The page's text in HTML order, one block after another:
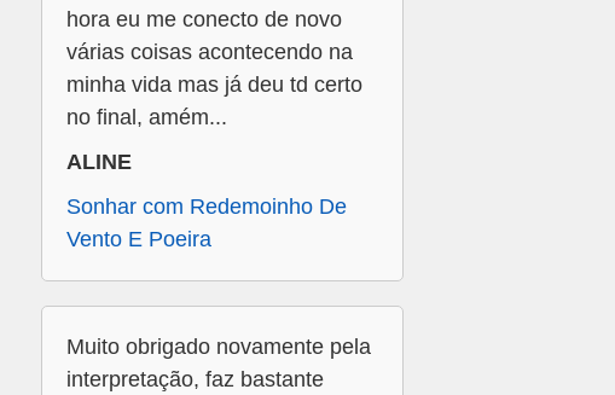
hora eu me conecto de novo
várias coisas acontecendo na
minha vida mas já deu td certo
no final, amém...
ALINE
Sonhar com Redemoinho De
Vento E Poeira
Muito obrigado novamente pela
interpretação, faz bastante